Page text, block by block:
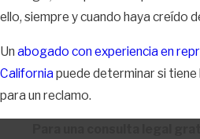
ello, siempre y cuando haya creído
Un abogado con experiencia en
California puede determinar si
para un reclamo.